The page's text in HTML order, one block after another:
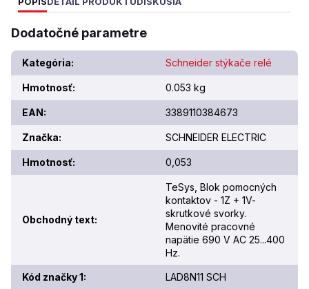
Dodatočné parametre
Kategória: Schneider stýkače relé
Hmotnosť: 0.053 kg
EAN: 3389110384673
Značka: SCHNEIDER ELECTRIC
Hmotnosť: 0,053
Obchodný text:
TeSys, Blok pomocných
kontaktov - 1Z + 1V-
skrutkové svorky.
Menovité pracovné
napätie 690 V AC 25...400
Hz.
Kód značky 1: LAD8N11 SCH